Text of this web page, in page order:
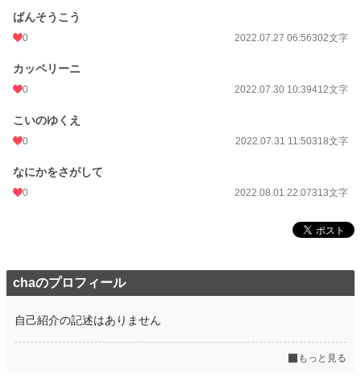
ばんそうこう
0 2022.07.27 06:56302文字
カッペリーニ
0 2022.07.30 10:39412文字
こいのゆくえ
0 2022.07.31 11:50318文字
なにかをさがして
0 2022.08.01 22:07313文字
chaのプロフィール
自己紹介の記述はありません
もっと見る